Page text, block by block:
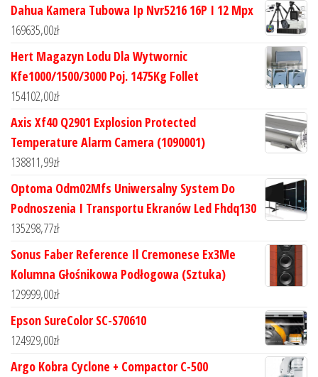
Dahua Kamera Tubowa Ip Nvr5216 16P I 12 Mpx
169635,00zł
Hert Magazyn Lodu Dla Wytwornic
Kfe1000/1500/3000 Poj. 1475Kg Follet
154102,00zł
Axis Xf40 Q2901 Explosion Protected
Temperature Alarm Camera (1090001)
138811,99zł
Optoma Odm02Mfs Uniwersalny System Do
Podnoszenia I Transportu Ekranów Led Fhdq130
135298,77zł
Sonus Faber Reference Il Cremonese Ex3Me
Kolumna Głośnikowa Podłogowa (Sztuka)
129999,00zł
Epson SureColor SC-S70610
124929,00zł
Argo Kobra Cyclone + Compactor C-500